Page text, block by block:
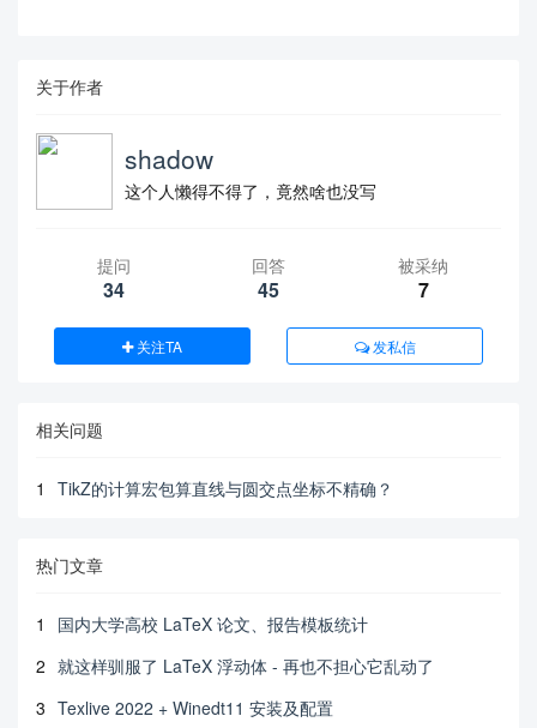
关于作者
shadow
这个人懒得不得了，竟然啥也没写
提问
34
回答
45
被采纳
7
关注TA 发私信
相关问题
1 TikZ的计算宏包算直线与圆交点坐标不精确？
热门文章
1
国内大学高校 LaTeX 论文、报告模板统计
2 就这样驯服了 LaTeX 浮动体 - 再也不担心它乱动了
3 Texlive 2022 + Winedt11 安装及配置